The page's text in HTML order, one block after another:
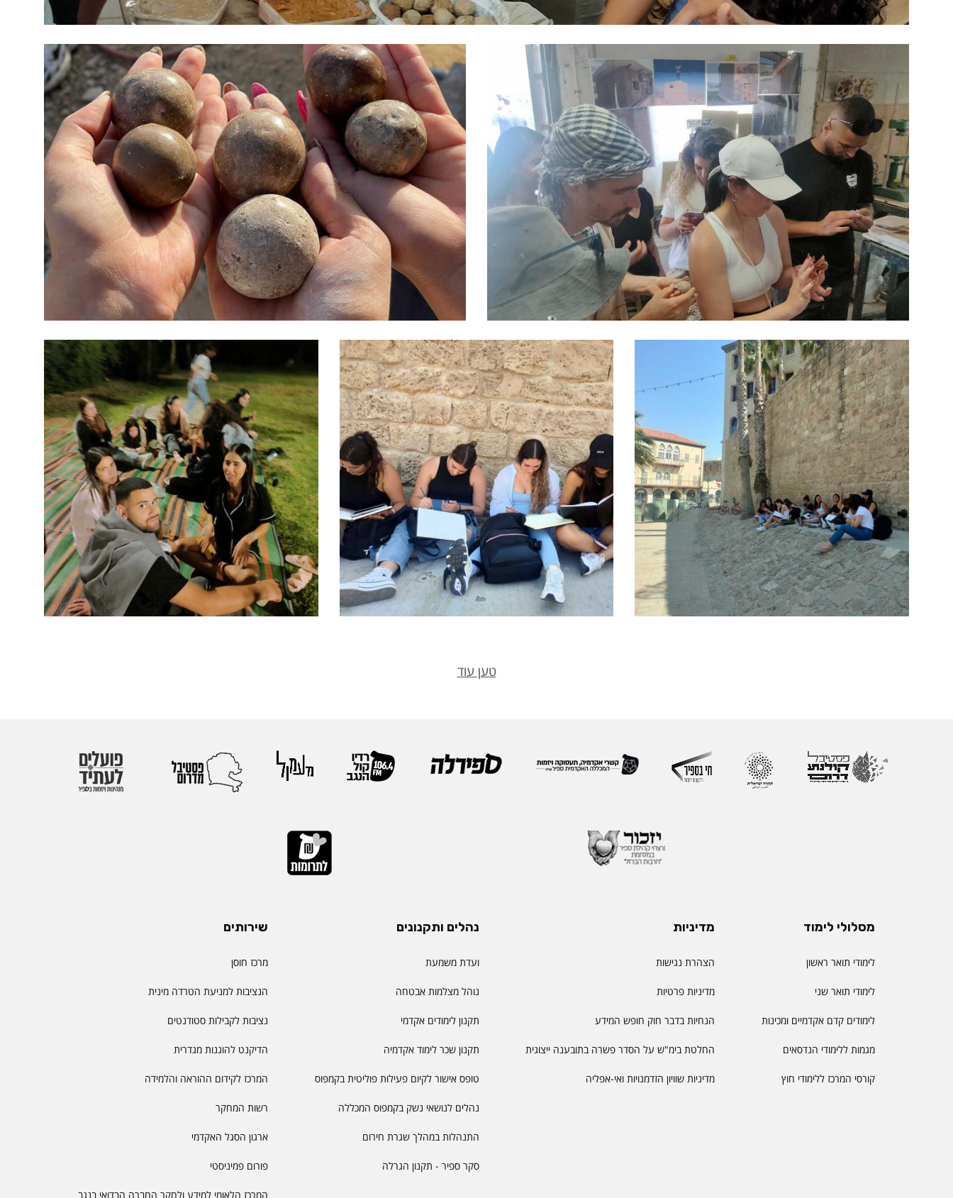
טען עוד
מסלולי לימוד
לימודי תואר ראשון
לימודי תואר שני
לימודים קדם אקדמיים ומכינות
מגמות ללימודי הנדסאים
קורסי המרכז ללימודי חוץ
מדיניות
הצהרת נגישות
מדיניות פרטיות
הנחיות בדבר חוק חופש המידע
החלטת בימ"ש על הסדר פשרה בתובענה ייצוגית
מדיניות שוויון הזדמנויות ואי-אפליה
נהלים ותקנונים
ועדת משמעת
נוהל מצלמות אבטחה
תקנון לימודים אקדמי
תקנון שכר לימוד אקדמיה
טופס אישור לקיום פעילות פוליטית בקמפוס
נהלים לנושאי נשק בקמפוס המכללה
התנהלות במהלך שגרת חירום
סקר ספיר - תקנון הגרלה
שירותים
מרכז חוסן
הנציבות למניעת הטרדה מינית
נציבות לקבילות סטודנטים
הדיקנט להוגנות מגדרית
המרכז לקידום ההוראה והלמידה
רשות המחקר
ארגון הסגל האקדמי
פורום פמיניסטי
המרכז הלאומי למידע ולחקר החברה הבדואי בנגב